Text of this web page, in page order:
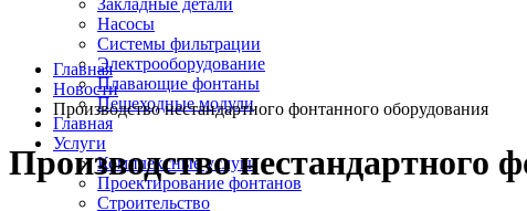
Закладные детали
Насосы
Системы фильтрации
Электрооборудование
Плавающие фонтаны
Пешеходные модули
Главная
Услуги
Комплексные услуги
Проектирование фонтанов
Строительство
Главная
Новости
Производство нестандартного фонтанного оборудования
Производство нестандартного